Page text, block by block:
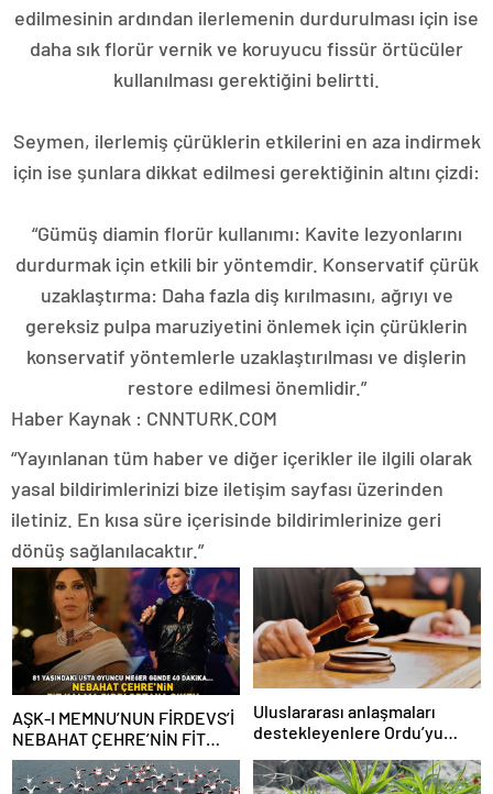
edilmesinin ardından ilerlemenin durdurulması için ise
daha sık florür vernik ve koruyucu fissür örtücüler
kullanılması gerektiğini belirtti.
Seymen, ilerlemiş çürüklerin etkilerini en aza indirmek
için ise şunlara dikkat edilmesi gerektiğinin altını çizdi:
“Gümüş diamin florür kullanımı: Kavite lezyonlarını
durdurmak için etkili bir yöntemdir. Konservatif çürük
uzaklaştırma: Daha fazla diş kırılmasını, ağrıyı ve
gereksiz pulpa maruziyetini önlemek için çürüklerin
konservatif yöntemlerle uzaklaştırılması ve dişlerin
restore edilmesi önemlidir.”
Haber Kaynak : CNNTURK.COM
“Yayınlanan tüm haber ve diğer içerikler ile ilgili olarak
yasal bildirimlerinizi bize iletişim sayfası üzerinden
iletiniz. En kısa süre içerisinde bildirimlerinize geri
dönüş sağlanılacaktır.”
AŞK-I MEMNU’NUN FİRDEVS’İ
NEBAHAT ÇEHRE’NİN FİT
KALMA SIRRI! 81 yaşındaki
ünlü oyuncu meğer günde 40
Uluslararası anlaşmaları
destekleyenlere Ordu’yu